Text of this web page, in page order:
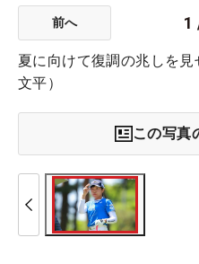
前へ 1
夏に向けて復調の兆しを
文平）
この写真